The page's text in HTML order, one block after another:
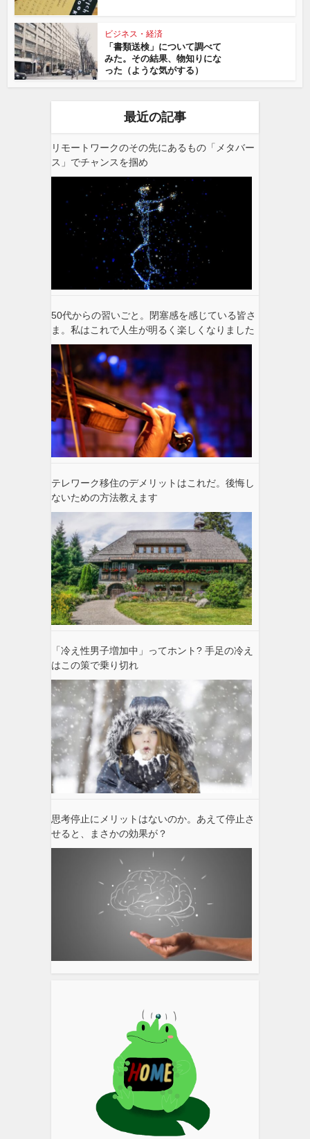
ビジネス・経済
「書類送検」について調べて
みた。その結果、物知りにな
った（ような気がする）
最近の記事
リモートワークのその先にあるもの「メタバー
ス」でチャンスを掴め
50代からの習いごと。閉塞感を感じている皆さ
ま。私はこれで人生が明るく楽しくなりました
テレワーク移住のデメリットはこれだ。後悔し
ないための方法教えます
「冷え性男子増加中」ってホント? 手足の冷え
はこの策で乗り切れ
思考停止にメリットはないのか。あえて停止さ
せると、まさかの効果が？